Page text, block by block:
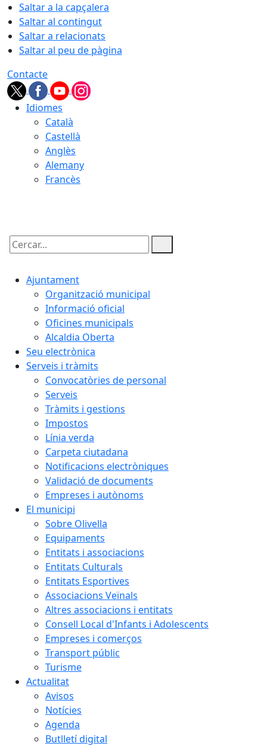
Saltar a la capçalera
Saltar al contingut
Saltar a relacionats
Saltar al peu de pàgina
Contacte
Idiomes
Català
Castellà
Anglès
Alemany
Francès
Cercar:
Ajuntament
Organització municipal
Informació oficial
Oficines municipals
Alcaldia Oberta
Seu electrònica
Serveis i tràmits
Convocatòries de personal
Serveis
Tràmits i gestions
Impostos
Línia verda
Carpeta ciutadana
Notificacions electròniques
Validació de documents
Empreses i autònoms
El municipi
Sobre Olivella
Equipaments
Entitats i associacions
Entitats Culturals
Entitats Esportives
Associacions Veïnals
Altres associacions i entitats
Consell Local d'Infants i Adolescents
Empreses i comerços
Transport públic
Turisme
Actualitat
Avisos
Notícies
Agenda
Butlletí digital